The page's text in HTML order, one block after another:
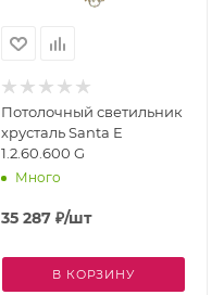
Потолочный светильник
хрусталь Santa E
1.2.60.600 G
Много
35 287 ₽/шт
В КОРЗИНУ